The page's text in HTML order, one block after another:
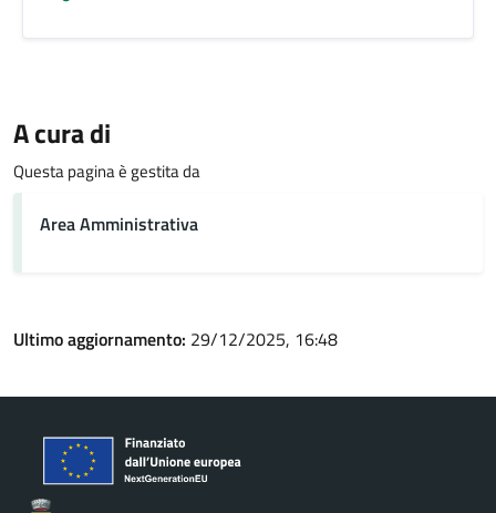
A cura di
Questa pagina è gestita da
Area Amministrativa
Ultimo aggiornamento: 29/12/2025, 16:48